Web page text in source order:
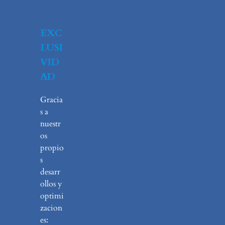
EXC
LUSI
VID
AD
Gracia
s a
nuestr
os
propio
s
desarr
ollos y
optimi
zacion
es: